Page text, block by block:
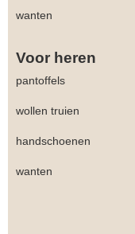
wanten
Voor heren
pantoffels
wollen truien
handschoenen
wanten